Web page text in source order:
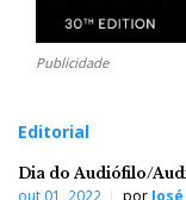
Publicidade
Editorial
Dia do Audiófilo/
out 01, 2022 por